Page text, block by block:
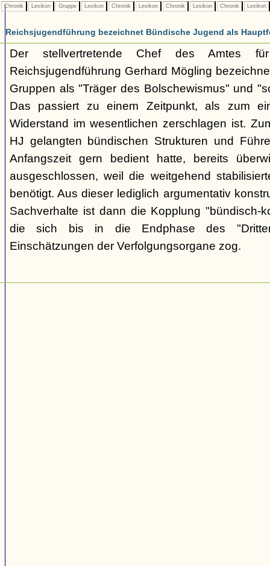
Chronik Lexikon Gruppe Lexikon Chronik Lexikon Chronik Lexikon Chronik Lexikon
Reichsjugendführung bezeichnet Bündische Jugend als
Der stellvertretende Chef des Amtes
Reichsjugendführung Gerhard Mögling
Gruppen als "Träger des Bolschewismus" und
Das passiert zu einem Zeitpunkt, als zum
Widerstand im wesentlichen zerschlagen ist.
HJ gelangten bündischen Strukturen und
Anfangszeit gern bedient hatte, bereits
ausgeschlossen, weil die weitgehend
benötigt. Aus dieser lediglich argumentativ
Sachverhalte ist dann die Kopplung "bündisch-
die sich bis in die Endphase des
Einschätzungen der Verfolgungsorgane zog.